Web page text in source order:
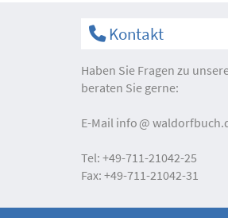
Kontakt
Haben Sie Fragen zu
beraten Sie gerne:
E-Mail info
Tel: +49-711-21042-25
Fax: +49-711-21042-31